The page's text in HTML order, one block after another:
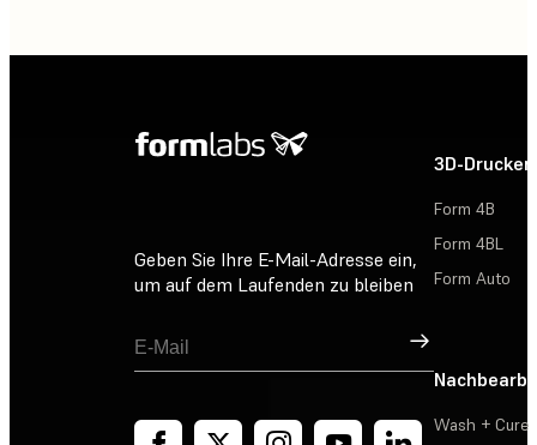
Geben Sie Ihre E-Mail-Adresse ein,
um auf dem Laufenden zu bleiben
Registrieren
3D-Drucker
Form 4B
Form 4BL
Form Auto
Wash + Cure